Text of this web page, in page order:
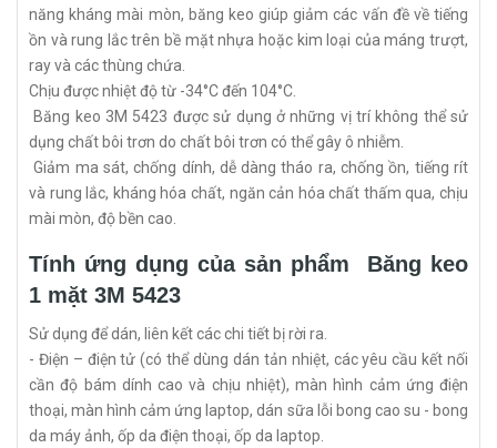
năng kháng mài mòn, băng keo giúp giảm các vấn đề về tiếng
ồn và rung lắc trên bề mặt nhựa hoặc kim loại của máng trượt,
ray và các thùng chứa.
Chịu được nhiệt độ từ -34°C đến 104°C.
Băng keo 3M 5423 được sử dụng ở những vị trí không thể sử
dụng chất bôi trơn do chất bôi trơn có thể gây ô nhiễm.
Giảm ma sát, chống dính, dễ dàng tháo ra, chống ồn, tiếng rít
và rung lắc, kháng hóa chất, ngăn cản hóa chất thấm qua, chịu
mài mòn, độ bền cao.
Tính ứng dụng của sản phẩm Băng keo
1 mặt 3M 5423
Sử dụng để dán, liên kết các chi tiết bị rời ra.
- Điện – điện tử (có thể dùng dán tản nhiệt, các yêu cầu kết nối
cần độ bám dính cao và chịu nhiệt), màn hình cảm ứng điện
thoại, màn hình cảm ứng laptop, dán sữa lỗi bong cao su - bong
da máy ảnh, ốp da điện thoại, ốp da laptop.